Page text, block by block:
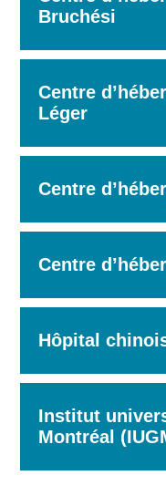
Bruchési
Centre
Léger
Centre
Centre
Hôpital
Institut
Montréal